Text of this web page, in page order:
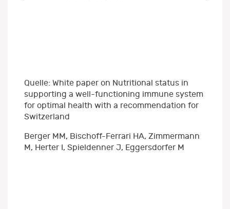
Quelle: White paper on Nutritional status in
supporting a well-functioning immune system
for optimal health with a recommendation for
Switzerland
Berger MM, Bischoff-Ferrari HA, Zimmermann
M, Herter I, Spieldenner J, Eggersdorfer M